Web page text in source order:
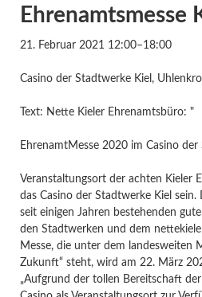
Ehrenamtsmesse
21. Februar 2021 12:00–18:00
Casino der Stadtwerke Kiel,
Text: Nette Kieler Ehrenamtsbüro: "
EhrenamtMesse 2020 im Casino der
Veranstaltungsort der achten Kieler
das Casino der Stadtwerke Kiel sein.
seit einigen Jahren bestehenden
den Stadtwerken und dem
Messe, die unter dem landesweiten
Zukunft“ steht, wird am 22. März
„Aufgrund der tollen Bereitschaft